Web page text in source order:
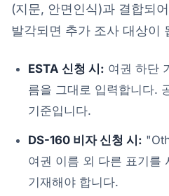
(지문, 안면인식)과 결합되
발각되면 추가 조사 대상이
ESTA 신청 시: 여권 하단
름을 그대로 입력합니다.
기준입니다.
DS-160 비자 신청 시:
여권 이름 외 다른 표기를
기재해야 합니다.